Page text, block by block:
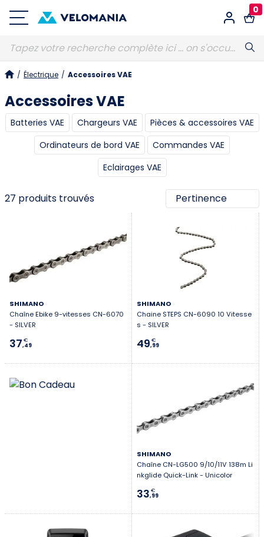
Connexion
E-MAIL
MOT DE PASSE Obligatoire
Vous avez oublié votre mot de passe ?
S'identifier
Première connexion ?
Créez votre compte
0
/ Électrique / Accessoires VAE
Accessoires VAE
Batteries VAE Chargeurs VAE
Pièces & accessoires VAE
Ordinateurs de bord VAE
Commandes VAE
Eclairages VAE
27 produits trouvés
SHIMANO
Chaîne Ebike 9-vitesses CN-6070
- SILVER
37,49
€
SHIMANO
Chaine STEPS CN-6090 10 Vitesse
s - SILVER
49,99
€
SHIMANO
Chaîne CN-LG500 9/10/11V 138m Li
nkglide Quick-Link - Unicolor
33,99
€